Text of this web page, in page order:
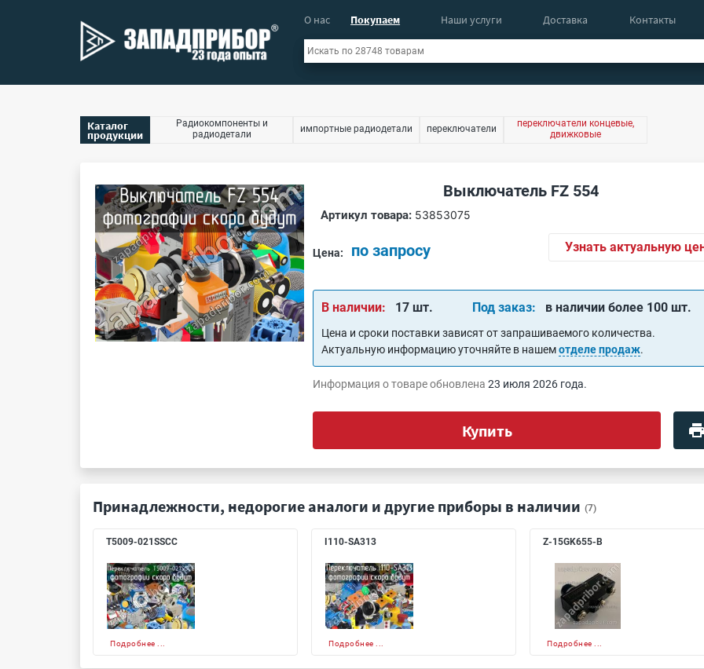
О нас Покупаем Наши услуги Доставка Контакты
Каталог
продукции
Радиокомпоненты и
радиодетали
импортные радиодетали переключатели
переключатели концевые,
движковые
Выключатель FZ 554
Артикул товара: 53853075
Цена: по запросу Узнать актуальную
В наличии: 17 шт. Под заказ: в наличии более 100 шт.
Цена и сроки поставки зависят от запрашиваемого количества.
Актуальную информацию уточняйте в нашемотделе продаж.
Информация о товаре обновлена23 июля 2026 года.
Купить
Принадлежности, недорогие аналоги и другие приборы в наличии (7)
T5009-021SSCC
Подробнее ...
I110-SA313
Подробнее ...
Z-15GK655-B
Подробнее ...